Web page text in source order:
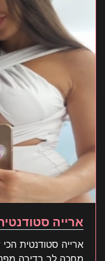
ארייה